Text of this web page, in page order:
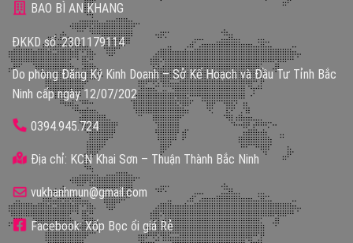
BAO BÌ AN KHANG
ĐKKD số: 2301179114
Do phòng Đăng Ký Kinh Doanh – Sở Kế Hoạch và Đầu Tư Tỉnh Bắc
Ninh cấp ngày 12/07/202
0394.945.724
Địa chỉ: KCN Khai Sơn – Thuận Thành Bắc Ninh
vukhanhmun@gmail.com
Facebook: Xốp Bọc ổi giá Rẻ